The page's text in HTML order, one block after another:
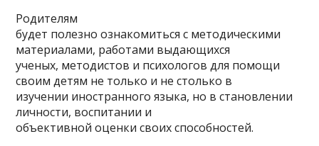
Родителям
будет полезно ознакомиться с методическими
материалами, работами выдающихся
ученых, методистов и психологов для помощи
своим детям не только и не столько в
изучении иностранного языка, но в становлении
личности, воспитании и
объективной оценки своих способностей.